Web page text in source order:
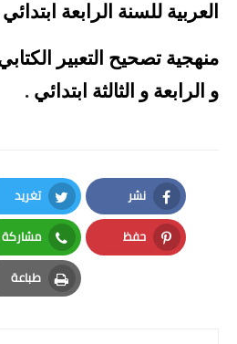
العربية للسنة الرابعة ابتدائي
منهجية تصحيح التعبير
و الرابعة و الثالثة ابتدائي .
نشر
Facebook
تغريد
Twitter
حفظ
Pinterest
مشاركة
Whatsapp
طباعة
Print